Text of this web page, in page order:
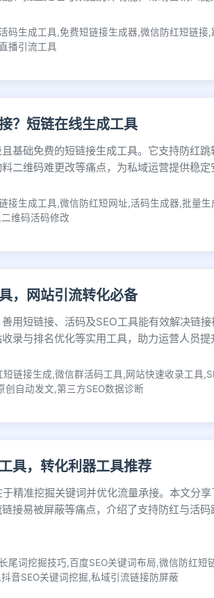
码生成工具,免费短链接生成器,微信防红短链接
播引流工具
？短链在线生成工具
基础免费的短链接生成工具。它支持防红
二维码难更改等痛点，为私域运营提供稳定
接生成工具,微信防红短网址,活码生成器,批量
维码活码修改
，网站引流转化必备
用短链接、活码及SEO工具能有效解决链
录与排名优化等实用工具，助力运营人员提
短链接生成,微信群活码工具,网站快速收录工具
创自动发文,第三方SEO数据诊断
具，转化利器工具推荐
精准挖掘关键词并优化流量承接。本文分
接易被屏蔽等痛点，介绍了支持防红与活码
尾词挖掘技巧,百度SEO关键词布局,微信防红
音SEO关键词挖掘,私域引流链接防屏蔽